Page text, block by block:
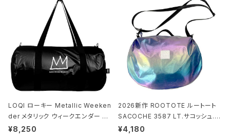
LOQI ローキー Metallic Weeken
der メタリック ウィークエンダー ボ
ストンバッグ ショルダーバッグ JEAN
¥8,250
2026新作 ROOTOTE ルートート
SACOCHE 3587 LT.サコッシュ.ル
ミエ-B ショルダーバッグ グロスネイ
¥4,180